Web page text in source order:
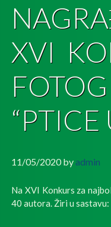
XVI
11/05/2020by admin
Na XVI Konkurs za
40 autora. Žiri u sastavu: